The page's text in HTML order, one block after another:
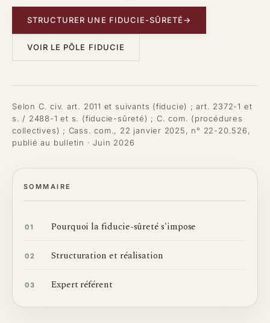
STRUCTURER UNE FIDUCIE-SÛRETÉ→
VOIR LE PÔLE FIDUCIE
Selon C. civ. art. 2011 et suivants (fiducie) ; art. 2372-1 et
s. / 2488-1 et s. (fiducie-sûreté) ; C. com. (procédures
collectives) ; Cass. com., 22 janvier 2025, n° 22-20.526,
publié au bulletin · Juin 2026
SOMMAIRE
01 Pourquoi la fiducie-sûreté s'impose
02 Structuration et réalisation
03 Expert référent